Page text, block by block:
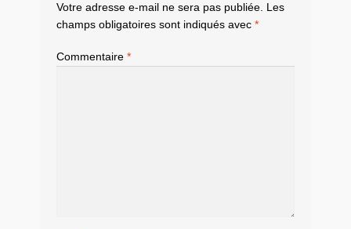
Votre adresse e-mail ne sera pas publiée.
Les
champs obligatoires sont indiqués avec *
Commentaire *